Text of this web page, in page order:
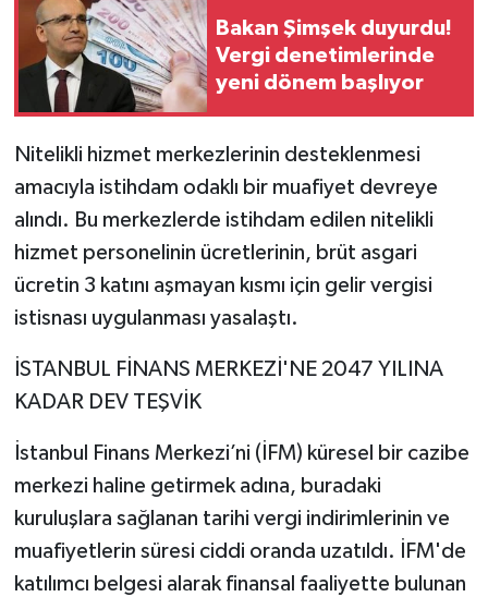
Bakan Şimşek duyurdu!
Vergi denetimlerinde
yeni dönem başlıyor
Nitelikli hizmet merkezlerinin desteklenmesi
amacıyla istihdam odaklı bir muafiyet devreye
alındı. Bu merkezlerde istihdam edilen nitelikli
hizmet personelinin ücretlerinin, brüt asgari
ücretin 3 katını aşmayan kısmı için gelir vergisi
istisnası uygulanması yasalaştı.
İSTANBUL FİNANS MERKEZİ'NE 2047 YILINA
KADAR DEV TEŞVİK
İstanbul Finans Merkezi’ni (İFM) küresel bir cazibe
merkezi haline getirmek adına, buradaki
kuruluşlara sağlanan tarihi vergi indirimlerinin ve
muafiyetlerin süresi ciddi oranda uzatıldı. İFM'de
katılımcı belgesi alarak finansal faaliyette bulunan